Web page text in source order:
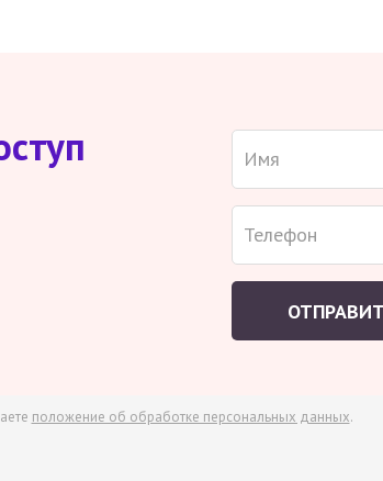
положение об обработке персональных данных.